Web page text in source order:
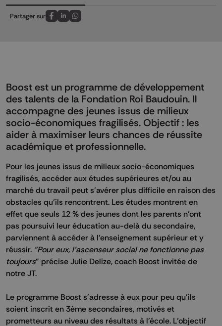
Partager sur
Partagez sur FaceBook
Partagez sur LinkedIn
Partagez sur Whatsapp
Boost est un programme de développement
des talents de la Fondation Roi Baudouin. Il
accompagne des jeunes issus de milieux
socio-économiques fragilisés. Objectif : les
aider à maximiser leurs chances de réussite
académique et professionnelle.
Pour les jeunes issus de milieux socio-économiques
fragilisés, accéder aux études supérieures et/ou au
marché du travail peut s’avérer plus difficile en raison des
obstacles qu’ils rencontrent. Les études montrent en
effet que seuls 12 % des jeunes dont les parents n’ont
pas poursuivi leur éducation au-delà du secondaire,
parviennent à accéder à l’enseignement supérieur et y
réussir. "Pour eux, l'ascenseur social ne fonctionne pas
toujours" précise Julie Delize, coach Boost invitée de
notre JT.
Le programme Boost s'adresse à eux pour peu qu'ils
soient inscrit en 3ème secondaires, motivés et
prometteurs au niveau des résultats à l'école. L’objectif